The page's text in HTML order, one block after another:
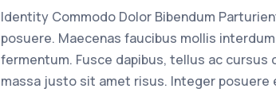
Identity Commodo Dolor Bibendum
posuere. Maecenas faucibus mollis
fermentum. Fusce dapibus, tellus ac
massa justo sit amet risus. Integer posuere